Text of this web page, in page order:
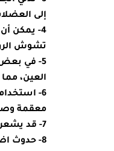
إلى
4- يمكن
تشوش
5- في بعض
العين،
6-
معقمة
7- قد يشعر الشخص الذي تم حقنه بإبر البوتكس بأعراض تشبه أعراض الانفلونزا كالصداع.
8- حدوث اضطرابات في نبضات القلب، ومشاكل معوية.